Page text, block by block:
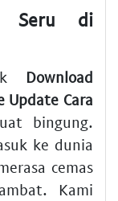
Seru di
Download
Update Cara
bingung.
ke dunia
cemas
Kami